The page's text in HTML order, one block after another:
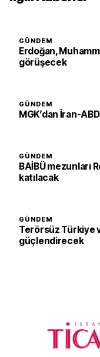
GÜNDEM
Erdoğan,
görüşecek
GÜNDEM
MGK’dan İran-
GÜNDEM
BAİBÜ mezunları
katılacak
GÜNDEM
Terörsüz Türkiye
güçlendirecek